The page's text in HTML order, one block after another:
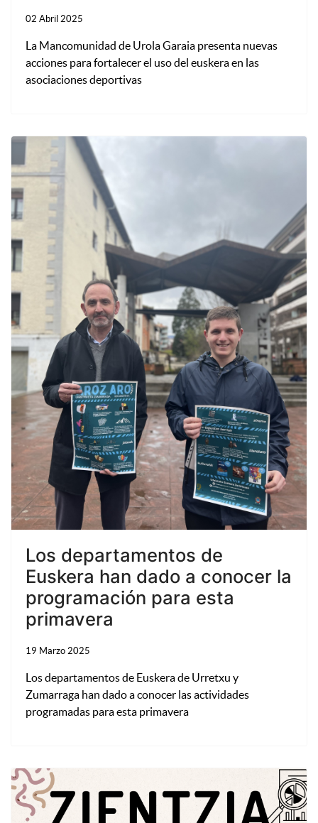
02 Abril 2025
La Mancomunidad de Urola Garaia presenta nuevas
acciones para fortalecer el uso del euskera en las
asociaciones deportivas
Los departamentos de
Euskera han dado a conocer la
programación para esta
primavera
19 Marzo 2025
Los departamentos de Euskera de Urretxu y
Zumarraga han dado a conocer las actividades
programadas para esta primavera